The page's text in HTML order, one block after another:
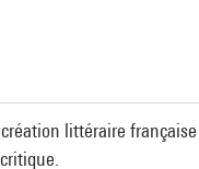
littéraire